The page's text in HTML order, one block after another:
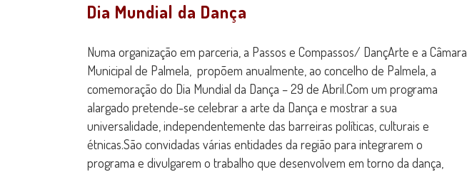
Dia Mundial da Dança
Numa organização em parceria, a Passos e Compassos/ DançArte e a Câmara
Municipal de Palmela, propõem anualmente, ao concelho de Palmela, a
comemoração do Dia Mundial da Dança – 29 de Abril.Com um programa
alargado pretende-se celebrar a arte da Dança e mostrar a sua
universalidade, independentemente das barreiras políticas, culturais e
étnicas.São convidadas várias entidades da região para integrarem o
programa e divulgarem o trabalho que desenvolvem em torno da dança,